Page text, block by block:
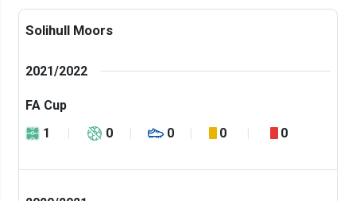
Solihull Moors
2021/2022
FA Cup
1
0 0 0 0